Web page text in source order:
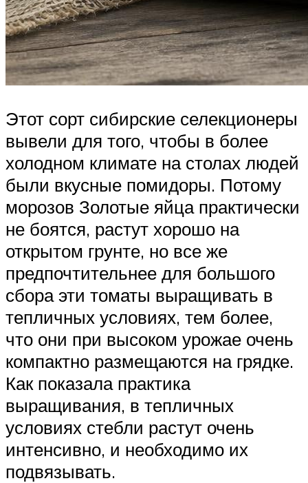
Этот сорт сибирские селекционеры
вывели для того, чтобы в более
холодном климате на столах людей
были вкусные помидоры. Потому
морозов Золотые яйца практически
не боятся, растут хорошо на
открытом грунте, но все же
предпочтительнее для большого
сбора эти томаты выращивать в
тепличных условиях, тем более,
что они при высоком урожае очень
компактно размещаются на грядке.
Как показала практика
выращивания, в тепличных
условиях стебли растут очень
интенсивно, и необходимо их
подвязывать.